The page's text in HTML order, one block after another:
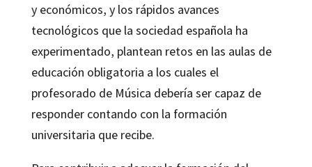
y económicos, y los rápidos avances
tecnológicos que la sociedad española ha
experimentado, plantean retos en las aulas de
educación obligatoria a los cuales el
profesorado de Música debería ser capaz de
responder contando con la formación
universitaria que recibe.